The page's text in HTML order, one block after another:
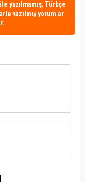
yazılmamış, Türkçe
yazılmış yorumlar